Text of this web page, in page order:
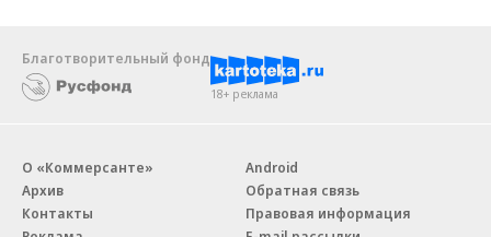
Благотворительный фонд
18+ реклама
О «Коммерсанте»
Архив
Контакты
Android
Обратная связь
Правовая информация